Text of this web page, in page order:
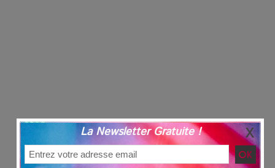
La Newsletter Gratuite !